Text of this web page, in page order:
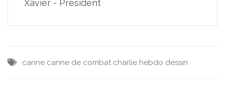
Xavier - Président
canne canne de combat charlie hebdo dessin